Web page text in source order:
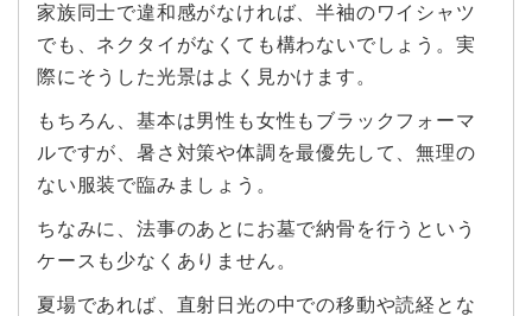
家族同士で違和感がなければ、半袖のワイシャツ
でも、ネクタイがなくても構わないでしょう。実
際にそうした光景はよく見かけます。
もちろん、基本は男性も女性もブラックフォーマ
ルですが、暑さ対策や体調を最優先して、無理の
ない服装で臨みましょう。
ちなみに、法事のあとにお墓で納骨を行うという
ケースも少なくありません。
夏場であれば、直射日光の中での移動や読経とな